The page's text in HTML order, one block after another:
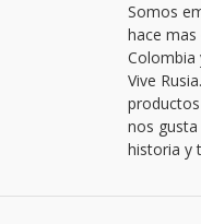
Somos
hace
Colombia
Vive
nos
historia y